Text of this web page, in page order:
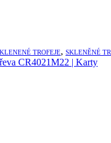
TROFEJE, SKLENĚNÉ
CR4021M22 | Karty